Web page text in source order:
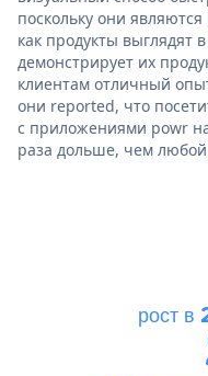
поскольку они
как продукты выглядят
демонстрирует их
клиентам отличный
они reported, что
с приложениями powr
раза дольше, чем любой
рост в